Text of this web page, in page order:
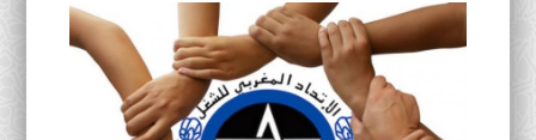
البحث العلمي
أنشطة موازية